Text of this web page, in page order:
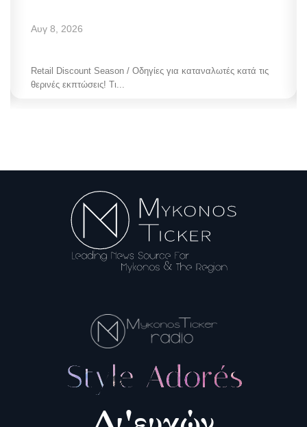
Αυγ 8, 2026
Retail Discount Season / Οδηγίες για καταναλωτές κατά τις
θερινές εκπτώσεις! Τι...